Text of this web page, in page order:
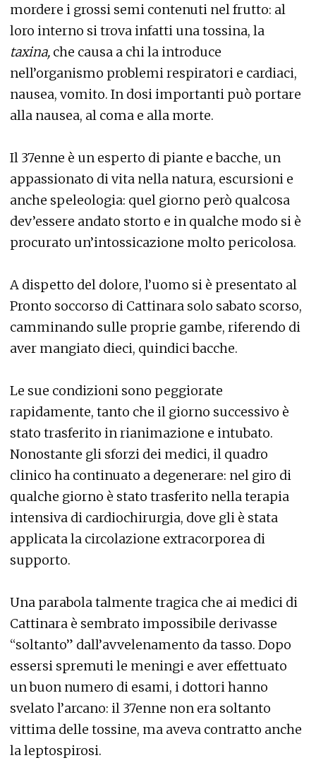
mordere i grossi semi contenuti nel frutto: al
loro interno si trova infatti una tossina, la
taxina, che causa a chi la introduce
nell’organismo problemi respiratori e cardiaci,
nausea, vomito. In dosi importanti può portare
alla nausea, al coma e alla morte.
Il 37enne è un esperto di piante e bacche, un
appassionato di vita nella natura, escursioni e
anche speleologia: quel giorno però qualcosa
dev’essere andato storto e in qualche modo si è
procurato un’intossicazione molto pericolosa.
A dispetto del dolore, l’uomo si è presentato al
Pronto soccorso di Cattinara solo sabato scorso,
camminando sulle proprie gambe, riferendo di
aver mangiato dieci, quindici bacche.
Le sue condizioni sono peggiorate
rapidamente, tanto che il giorno successivo è
stato trasferito in rianimazione e intubato.
Nonostante gli sforzi dei medici, il quadro
clinico ha continuato a degenerare: nel giro di
qualche giorno è stato trasferito nella terapia
intensiva di cardiochirurgia, dove gli è stata
applicata la circolazione extracorporea di
supporto.
Una parabola talmente tragica che ai medici di
Cattinara è sembrato impossibile derivasse
“soltanto” dall’avvelenamento da tasso. Dopo
essersi spremuti le meningi e aver effettuato
un buon numero di esami, i dottori hanno
svelato l’arcano: il 37enne non era soltanto
vittima delle tossine, ma aveva contratto anche
la leptospirosi.